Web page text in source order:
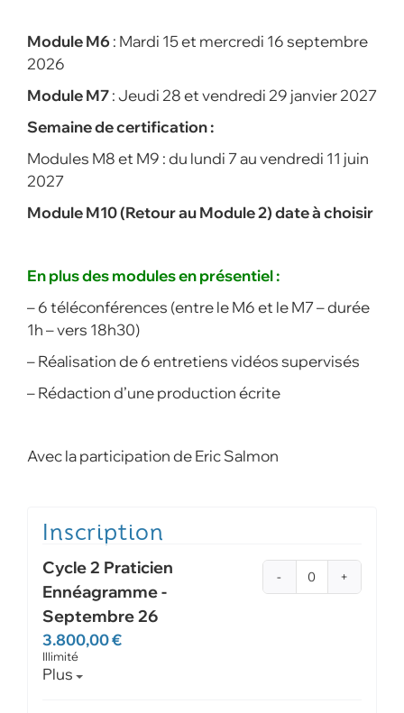
Module M6 : Mardi 15 et mercredi 16 septembre
2026
Module M7: Jeudi 28 et vendredi 29 janvier 2027
Semaine de certification :
Modules M8 et M9 : du lundi 7 au vendredi 11 juin
2027
Module M10 (Retour au Module 2) date à choisir
En plus des modules en présentiel :
– 6 téléconférences (entre le M6 et le M7 – durée
1h – vers 18h30)
– Réalisation de 6 entretiens vidéos supervisés
– Rédaction d’une production écrite
Avec la participation de Eric Salmon
Cycle 2 Praticien
Ennéagramme -
Septembre 26
3.800,00€
Illimité
Ouvrir la description du billet.
Plus
Quantité